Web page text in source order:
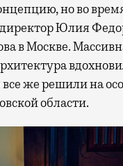
но во
Юлия
в Москве.
все же решили на
области.